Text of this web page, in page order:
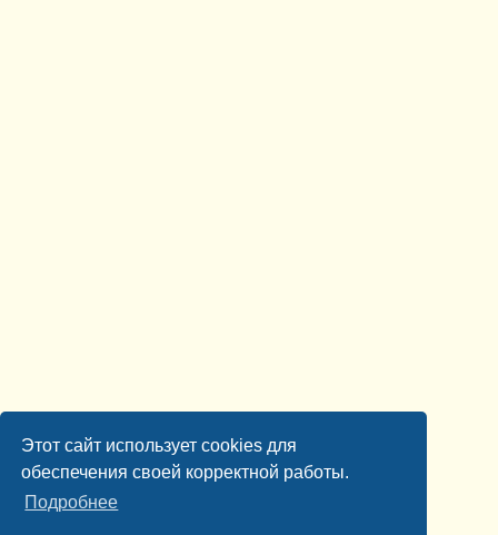
Этот сайт использует cookies для
обеспечения своей корректной работы.
Подробнее